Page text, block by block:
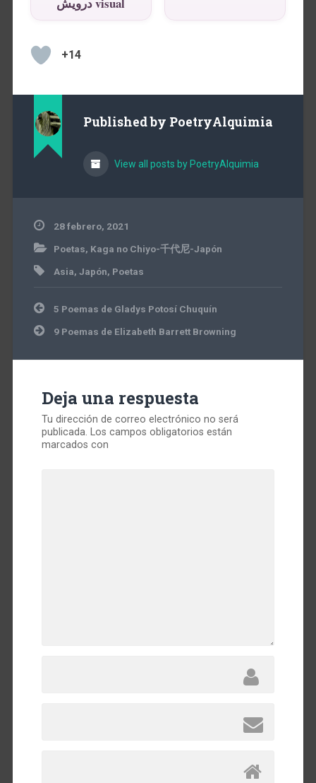
+14
Published by PoetryAlquimia
View all posts by PoetryAlquimia
28 febrero, 2021
Poetas, Kaga no Chiyo-千代尼-Japón
Asia, Japón, Poetas
Navegación
de
entradas
5 Poemas de Gladys Potosí Chuquín
9 Poemas de Elizabeth Barrett Browning
Deja una respuesta
Tu dirección de correo electrónico no será
publicada. Los campos obligatorios están
marcados con